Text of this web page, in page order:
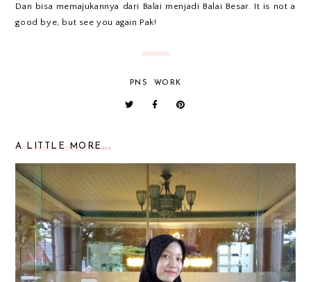
Dan bisa memajukannya dari Balai menjadi Balai Besar. It is not a
good bye, but see you again Pak!
PNS WORK
A LITTLE MORE...